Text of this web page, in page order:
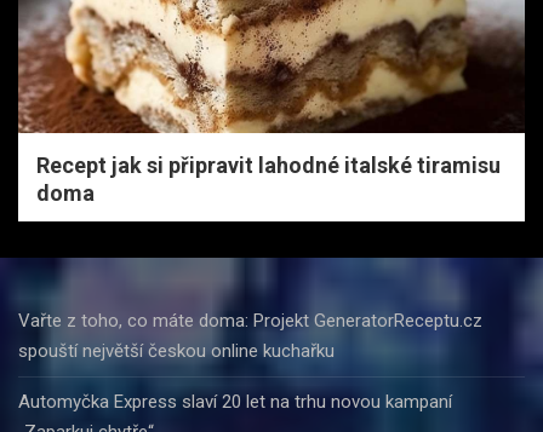
Recept jak si připravit lahodné italské tiramisu
doma
Vařte z toho, co máte doma: Projekt GeneratorReceptu.cz
spouští největší českou online kuchařku
Automyčka Express slaví 20 let na trhu novou kampaní